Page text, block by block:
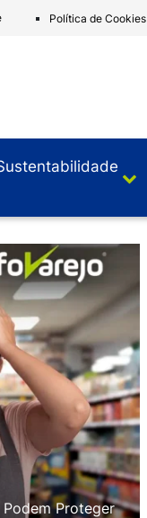
Política de Cookies
Proteger